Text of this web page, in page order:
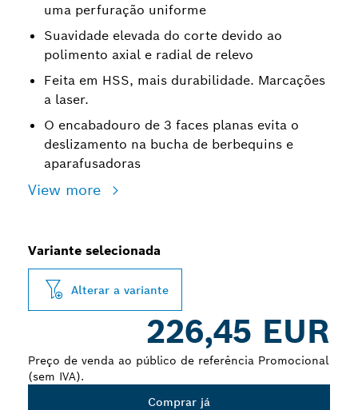
uma perfuração uniforme
Suavidade elevada do corte devido ao
polimento axial e radial de relevo
Feita em HSS, mais durabilidade. Marcações
a laser.
O encabadouro de 3 faces planas evita o
deslizamento na bucha de berbequins e
aparafusadoras
View more
Variante selecionada
Alterar a variante
226,45 EUR
Preço de venda ao público de referência Promocional
(sem IVA).
Comprar já